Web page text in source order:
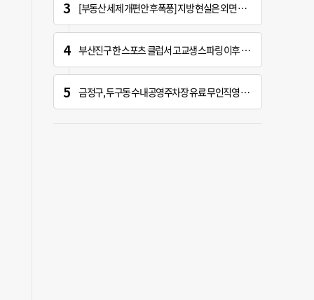
[부동산 세제 개편안 후폭풍] 지방 현실은 외면 당했다… 서울 위주 정책에 지역민 '부글부글'
부산진구 한 스포츠 클럽서 고교생 스파링 이후 의식불명… 끝내 숨져
금정구, 두구동 수내공영주차장 유료 무인직영 운영 개시